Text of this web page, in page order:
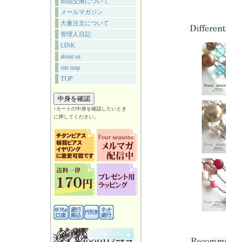
メールマガジン
大量注文について
管理人日記
LINK
about us
site map
TOP
↑カートの中身を確認したいとき
に押してください。